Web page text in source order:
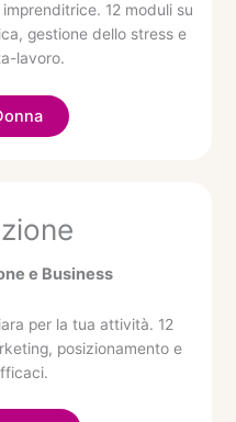
12 moduli su
gestione dello stress e
lavoro.
e Business
per la tua attività. 12
posizionamento e